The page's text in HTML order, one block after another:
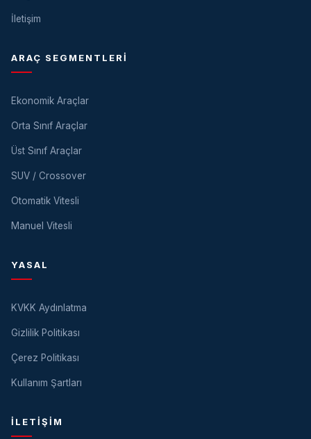
İletişim
ARAÇ SEGMENTLERI
Ekonomik Araçlar
Orta Sınıf Araçlar
Üst Sınıf Araçlar
SUV / Crossover
Otomatik Vitesli
Manuel Vitesli
YASAL
KVKK Aydınlatma
Gizlilik Politikası
Çerez Politikası
Kullanım Şartları
İLETIŞIM